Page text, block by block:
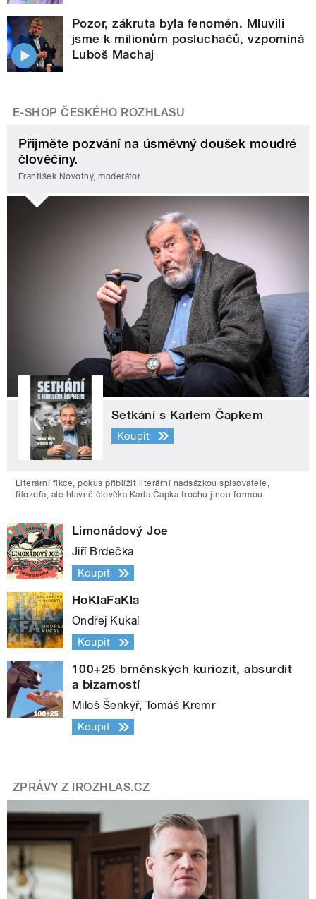
Pozor, zákruta byla fenomén. Mluvili
jsme k milionům posluchačů, vzpomíná
Luboš Machaj
E-SHOP ČESKÉHO ROZHLASU
Přijměte pozvání na úsměvný doušek moudré
člověčiny.
František Novotný, moderátor
Setkání s Karlem Čapkem
Koupit
Literární fikce, pokus přiblížit literární nadsázkou spisovatele,
filozofa, ale hlavně člověka Karla Čapka trochu jinou formou.
Limonádový Joe
Jiří Brdečka
Koupit
HoKlaFaKla
Ondřej Kukal
Koupit
100+25 brněnských kuriozit, absurdit
a bizarností
Miloš Šenkýř, Tomáš Kremr
Koupit
ZPRÁVY Z IROZHLAS.CZ